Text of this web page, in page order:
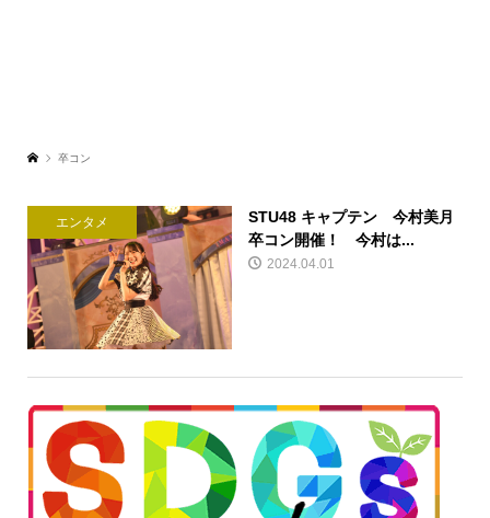
卒コン
エンタメ
STU48 キャプテン 今村美月
卒コン開催！ 今村は...
2024.04.01